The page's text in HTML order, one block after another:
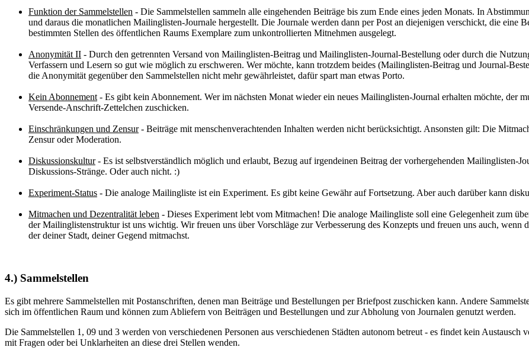
Funktion der Sammelstellen - Die Sammelstellen sammeln alle eingehenden Beiträge bis zum Ende eines jeden Monats. In
und daraus die monatlichen Mailinglisten-Journale hergestellt. Die Journale werden dann per Post an diejenigen verschickt, die eine
bestimmten Stellen des öffentlichen Raums Exemplare zum unkontrollierten Mitnehmen ausgelegt.
Anonymität II - Durch den getrennten Versand von Mailinglisten-Beitrag und Mailinglisten-Journal-Bestellung oder durch die
Verfassern und Lesern so gut wie möglich zu erschweren. Wer möchte, kann trotzdem beides (Mailinglisten-Beitrag und Journal-
die Anonymität gegenüber den Sammelstellen nicht mehr gewährleistet, dafür spart man etwas Porto.
Kein Abonnement - Es gibt kein Abonnement. Wer im nächsten Monat wieder ein neues Mailinglisten-Journal erhalten möchte, der
Versende-Anschrift-Zettelchen zuschicken.
Einschränkungen und Zensur- Beiträge mit menschenverachtenden Inhalten werden nicht berücksichtigt. Ansonsten gilt: Die
Zensur oder Moderation.
Diskussionskultur- Es ist selbstverständlich möglich und erlaubt, Bezug auf irgendeinen Beitrag der vorhergehenden Mailinglisten-
Diskussions-Stränge. Oder auch nicht. :)
Experiment-Status - Die analoge Mailingliste ist ein Experiment. Es gibt keine Gewähr auf Fortsetzung. Aber auch darüber kann
Mitmachen und Dezentralität leben - Dieses Experiment lebt vom Mitmachen! Die analoge Mailingliste soll eine Gelegenheit zum
der Mailinglistenstruktur ist uns wichtig. Wir freuen uns über Vorschläge zur Verbesserung des Konzepts und freuen uns auch, wenn
der deiner Stadt, deiner Gegend mitmachst.
4.) Sammelstellen
Es gibt mehrere Sammelstellen mit Postanschriften, denen man Beiträge und Bestellungen per Briefpost zuschicken kann. Andere
sich im öffentlichen Raum und können zum Abliefern von Beiträgen und Bestellungen und zur Abholung von Journalen genutzt werden.
Die Sammelstellen 1, 09 und 3 werden von verschiedenen Personen aus verschiedenen Städten autonom betreut - es findet kein Austausch
mit Fragen oder bei Unklarheiten an diese drei Stellen wenden.